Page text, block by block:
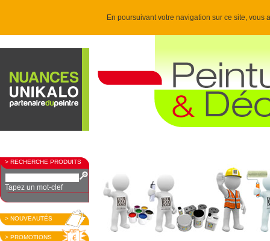
En poursuivant votre navigation sur ce site,
> RECHERCHE PRODUITS
Tapez un mot-clef
> NOUVEAUTÉS
> PROMOTIONS